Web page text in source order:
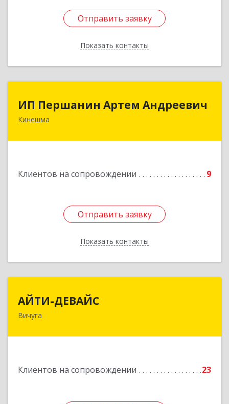
Отправить заявку
Показать контакты
Отправить заявку
Назад
ИП Першанин Артем Андреевич
Кинешма
Клиентов на сопровождении 9
Отправить заявку
Показать контакты
Отправить заявку
Назад
АЙТИ-ДЕВАЙС
Вичуга
Клиентов на сопровождении 23
155334, Ивановская обл, г.о. Вичуга, Вичуга г,